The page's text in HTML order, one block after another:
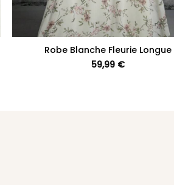
Robe Blanche Fleurie Longue
59,99 €